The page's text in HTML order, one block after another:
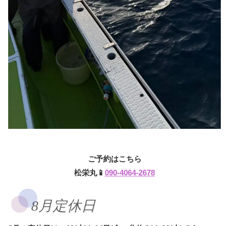
ご予約はこちら
松栄丸📱 090-4064-2678
8月定休日